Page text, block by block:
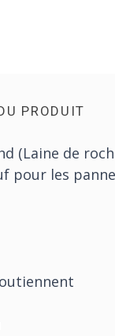
PRODUIT
(Laine de
pour les